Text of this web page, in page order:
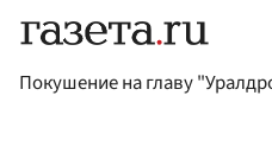
Покушение на главу